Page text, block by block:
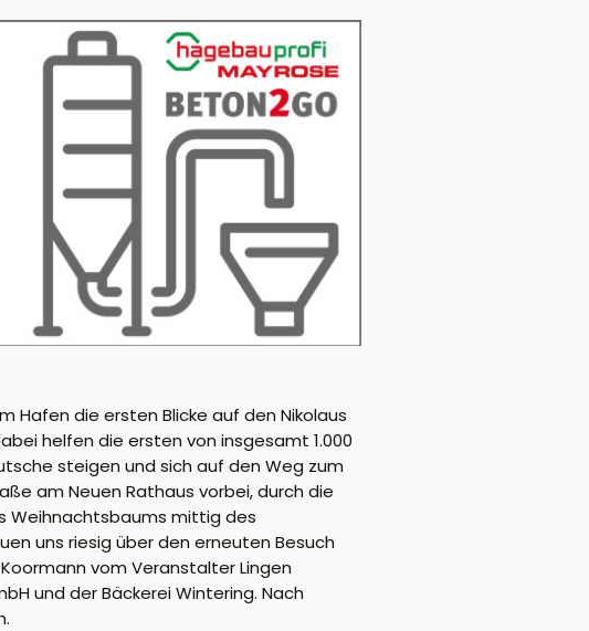
Hafen die ersten Blicke auf den Nikolaus
helfen die ersten von insgesamt 1.000
steigen und sich auf den Weg zum
am Neuen Rathaus vorbei, durch die
Weihnachtsbaums mittig des
uns riesig über den erneuten Besuch
vom Veranstalter Lingen
und der Bäckerei Wintering. Nach